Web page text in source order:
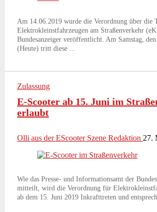
Am 14.06.2019 wurde die Verordnung über die
Elektrokleinstfahrzeugen am Straßenverkehr
Bundesanzeiger veröffentlicht. Am Samstag,
(Heute) tritt diese ...
Zulassung
E-Scooter ab 15. Juni im
erlaubt
Olli aus der EScooter Szene Redaktion 27.
Wie das Presse- und Informationsamt der
mitteilt, wird die Verordnung für
ab dem 15. Juni 2019 Inkrafttreten und